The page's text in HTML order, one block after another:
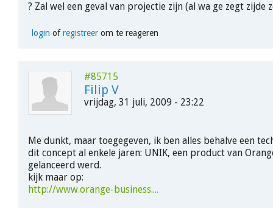
? Zal wel een geval van projectie zijn (al wa ge zegt zijde
login ofregistreerom te reageren
#85715
Filip V
vrijdag, 31 juli, 2009 - 23:22
Me dunkt, maar toegegeven, ik ben alles behalve een
dit concept al enkele jaren: UNIK, een product van
gelanceerd werd.
kijk maar op:
http://www.orange-business....